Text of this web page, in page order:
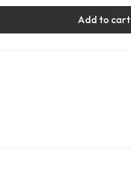
Add to cart